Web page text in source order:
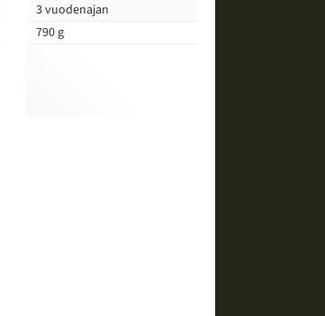
3 vuodenajan
790 g